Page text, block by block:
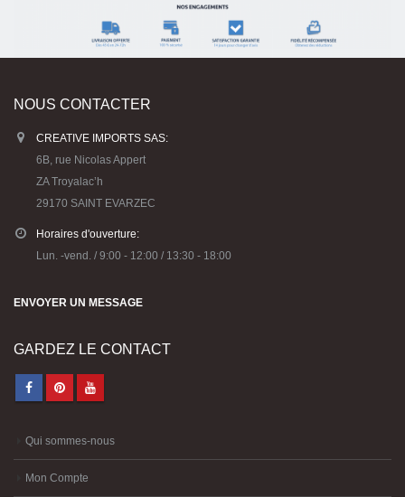
NOUS CONTACTER
CREATIVE IMPORTS SAS:
6B, rue Nicolas Appert
ZA Troyalac’h
29170 SAINT EVARZEC
Horaires d'ouverture:
Lun. -vend. / 9:00 - 12:00 / 13:30 - 18:00
ENVOYER UN MESSAGE
GARDEZ LE CONTACT
Qui sommes-nous
Mon Compte